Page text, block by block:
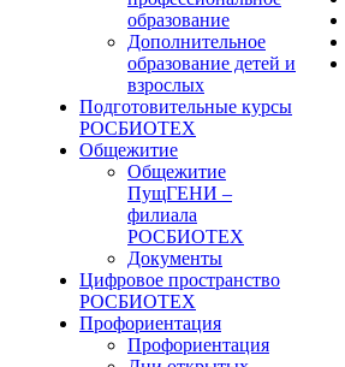
образование
Дополнительное
образование детей и
взрослых
Подготовительные курсы
РОСБИОТЕХ
Общежитие
Общежитие
ПущГЕНИ –
филиала
РОСБИОТЕХ
Документы
Цифровое пространство
РОСБИОТЕХ
Профориентация
Профориентация